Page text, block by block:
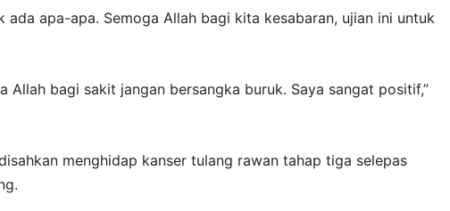
ada apa-apa. Semoga Allah bagi kita kesabaran, ujian ini untuk
Allah bagi sakit jangan bersangka buruk. Saya sangat positif,”
menghidap kanser tulang rawan tahap tiga selepas